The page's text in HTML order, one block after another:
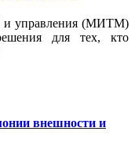
и управления (МИТМ)
для тех, кто
внешности и